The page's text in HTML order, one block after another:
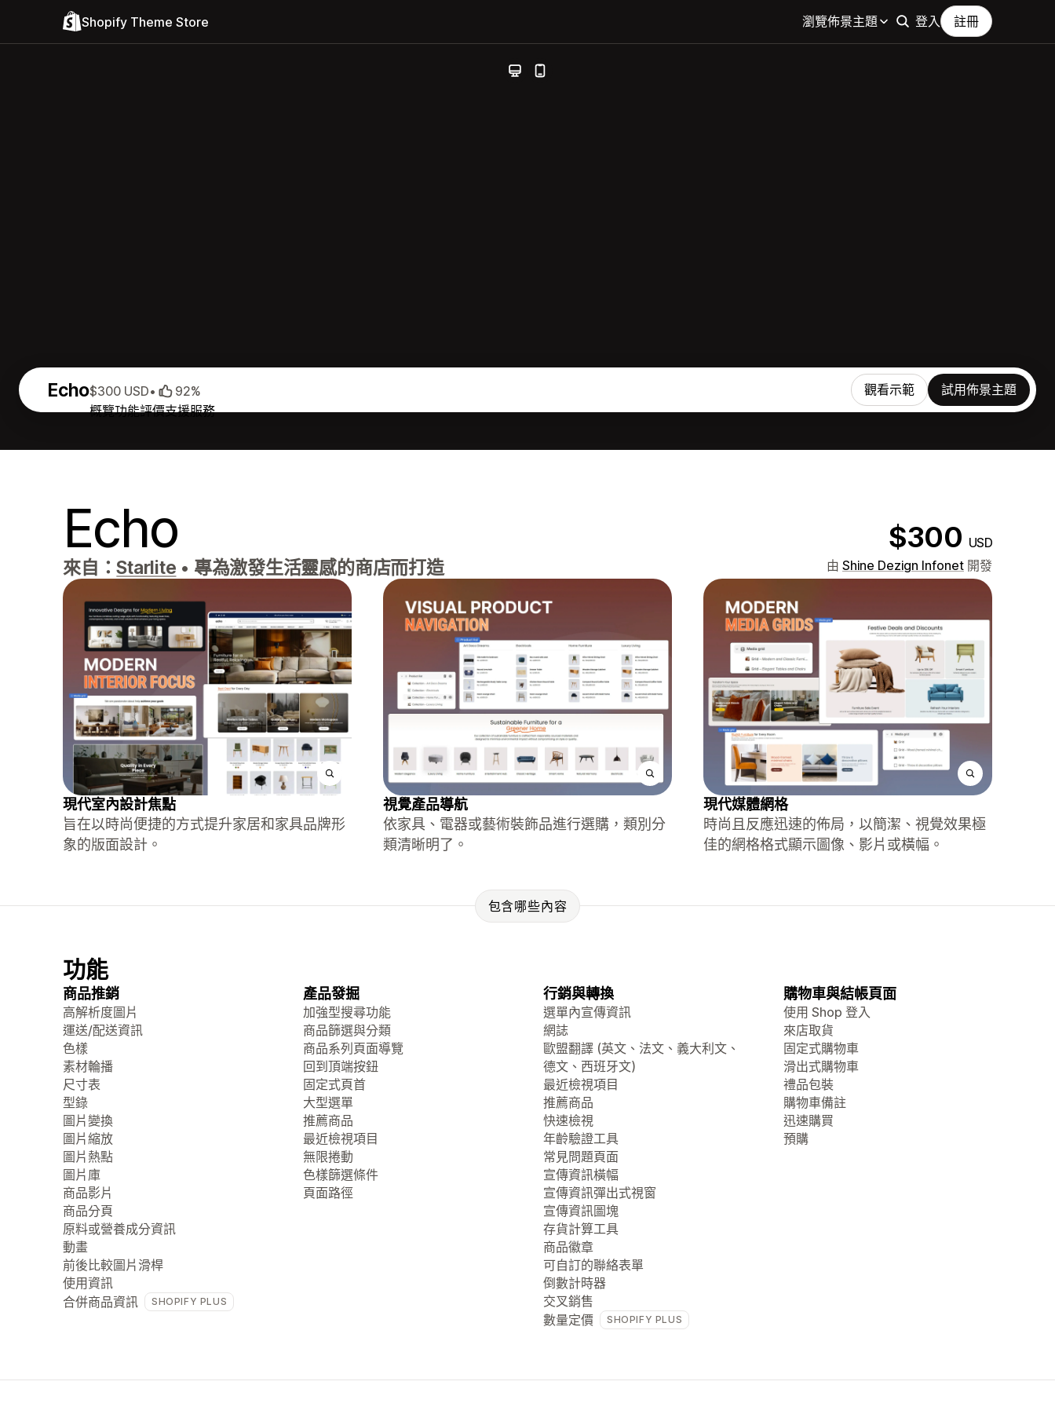
Shopify Theme Store 瀏覽佈景主題 登入 註冊
Echo
概覽功能評價支援服務
$300 USD• 92% 觀看示範 試用佈景主題
Echo $300 USD
來自：Starlite • 專為激發生活靈感的商店而打造 由 Shine Dezign Infonet 開發
現代室內設計焦點
旨在以時尚便捷的方式提升家居和家具品牌形
象的版面設計。
視覺產品導航
依家具、電器或藝術裝飾品進行選購，類別分
類清晰明了。
現代媒體網格
時尚且反應迅速的佈局，以簡潔、視覺效果極
佳的網格格式顯示圖像、影片或橫幅。
包含哪些內容
功能
商品推銷
高解析度圖片
運送/配送資訊
色樣
素材輪播
尺寸表
型錄
圖片變換
圖片縮放
圖片熱點
圖片庫
商品影片
商品分頁
原料或營養成分資訊
動畫
前後比較圖片滑桿
使用資訊
合併商品資訊
SHOPIFY PLUS
產品發掘
加強型搜尋功能
商品篩選與分類
商品系列頁面導覽
回到頂端按鈕
固定式頁首
大型選單
推薦商品
最近檢視項目
無限捲動
色樣篩選條件
頁面路徑
行銷與轉換
選單內宣傳資訊
網誌
歐盟翻譯 (英文、法文、義大利文、
德文、西班牙文)
最近檢視項目
推薦商品
快速檢視
年齡驗證工具
常見問題頁面
宣傳資訊橫幅
宣傳資訊彈出式視窗
宣傳資訊圖塊
存貨計算工具
商品徽章
可自訂的聯絡表單
倒數計時器
交叉銷售
數量定價
SHOPIFY PLUS
購物車與結帳頁面
使用 Shop 登入
來店取貨
固定式購物車
滑出式購物車
禮品包裝
購物車備註
迅速購買
預購